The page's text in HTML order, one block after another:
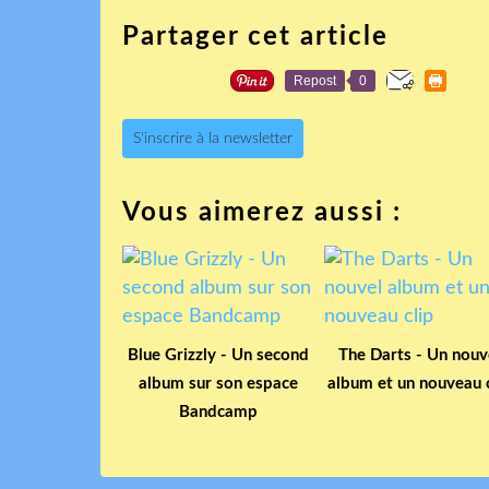
Partager cet article
Repost 0
S'inscrire à la newsletter
Vous aimerez aussi :
Blue Grizzly - Un second
album sur son espace
Bandcamp
The Darts - Un
album et un nouveau